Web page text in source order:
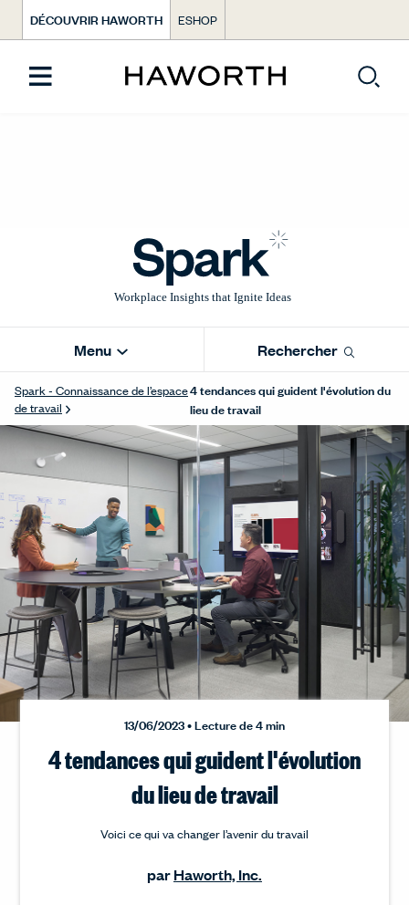
DÉCOUVRIR HAWORTH ESHOP
Menu Rechercher
Spark - Connaissance de l’espace
de travail
4 tendances qui guident l'évolution du
lieu de travail
13/06/2023 • Lecture de 4 min
4 tendances qui guident l'évolution
du lieu de travail
Voici ce qui va changer l’avenir du travail
parHaworth, Inc.